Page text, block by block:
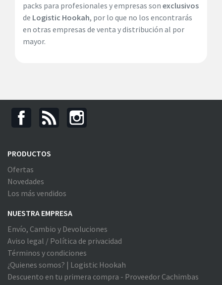
packs para profesionales y empresas son exclusivos
de Logistic Hookah, por lo que no los encontrarás
en otras empresas de venta y distribución al por
mayor.
PRODUCTOS
Ofertas
Novedades
Los más vendidos
NUESTRA EMPRESA
Envío, Cambio y Devoluciones
Aviso legal / Política de privacidad
Términos y condiciones
¿Quienes somos? | Logistic Hookah
Descuento en tu primera compra - Proveedor Cachimbas